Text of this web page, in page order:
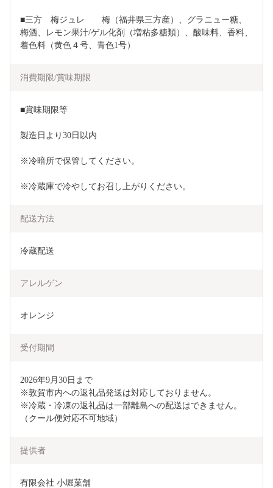
■三方　梅ジュレ　　梅（福井県三方産）、グラニュー糖、
梅酒、レモン果汁/ゲル化剤（増粘多糖類）、酸味料、香料、
着色料（黄色４号、青色1号）
消費期限/賞味期限
■賞味期限等
製造日より30日以内
※冷暗所で保管してください。
※冷蔵庫で冷やしてお召し上がりください。
配送方法
冷蔵配送
アレルゲン
オレンジ
受付期間
2026年9月30日まで
※敦賀市内への返礼品発送は対応しておりません。
※冷蔵・冷凍の返礼品は一部離島への配送はできません。
（クール便対応不可地域）
提供者
有限会社 小堀菓舗